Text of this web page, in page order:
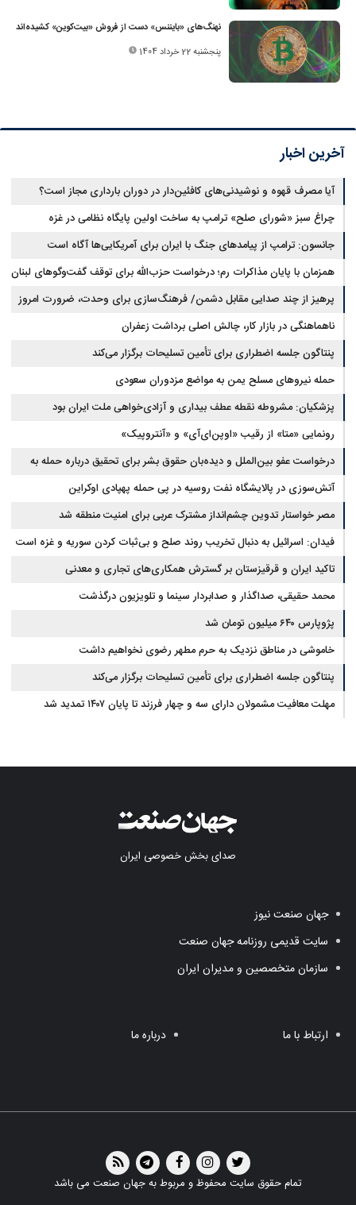
نهنگ‌های «بایننس» دست از فروش «بیت‌کوین» کشیده‌اند
پنجشنبه 22 خرداد 1404
آخرین اخبار
آیا مصرف قهوه و نوشیدنی‌های کافئین‌دار در دوران بارداری مجاز است؟
چراغ سبز «شورای صلح» ترامپ به ساخت اولین پایگاه نظامی در غزه
جانسون: ترامپ از پیامدهای جنگ با ایران برای آمریکایی‌ها آگاه است
همزمان با پایان مذاکرات رم؛ درخواست حزب‌الله برای توقف گفت‌وگوهای لبنان
با اسرائیل
پرهیز از چند صدایی مقابل دشمن/ فرهنگ‌سازی برای وحدت، ضرورت امروز
کشور است
ناهماهنگی در بازار کار، چالش اصلی برداشت زعفران
پنتاگون جلسه اضطراری برای تأمین تسلیحات برگزار می‌کند
حمله نیروهای مسلح یمن به مواضع مزدوران سعودی
پزشکیان: مشروطه نقطه عطف بیداری و آزادی‌خواهی ملت ایران بود
رونمایی «متا» از رقیب «اوپن‌ای‌آی» و «آنتروپیک»
درخواست عفو بین‌الملل و دیده‌بان حقوق بشر برای تحقیق درباره حمله به
خبرنگاران در لبنان
آتش‌سوزی در پالایشگاه نفت روسیه در پی حمله پهپادی اوکراین
مصر خواستار تدوین چشم‌انداز مشترک عربی برای امنیت منطقه شد
فیدان: اسرائیل به دنبال تخریب روند صلح و بی‌ثبات کردن سوریه و غزه است
تاکید ایران و قرقیزستان بر گسترش همکاری‌های تجاری و معدنی
محمد حقیقی، صداگذار و صدابردار سینما و تلویزیون درگذشت
پژوپارس ۶۴۰ میلیون تومان شد
خاموشی در مناطق نزدیک به حرم مطهر رضوی نخواهیم داشت
پنتاگون جلسه اضطراری برای تأمین تسلیحات برگزار می‌کند
مهلت معافیت مشمولان دارای سه و چهار فرزند تا پایان ۱۴۰۷ تمدید شد
صدای بخش خصوصی ایران
جهان صنعت نیوز
سایت قدیمی روزنامه جهان صنعت
سازمان متخصصین و مدیران ایران
ارتباط با ما درباره ما
تمام حقوق سایت محفوظ و مربوط به جهان صنعت می باشد